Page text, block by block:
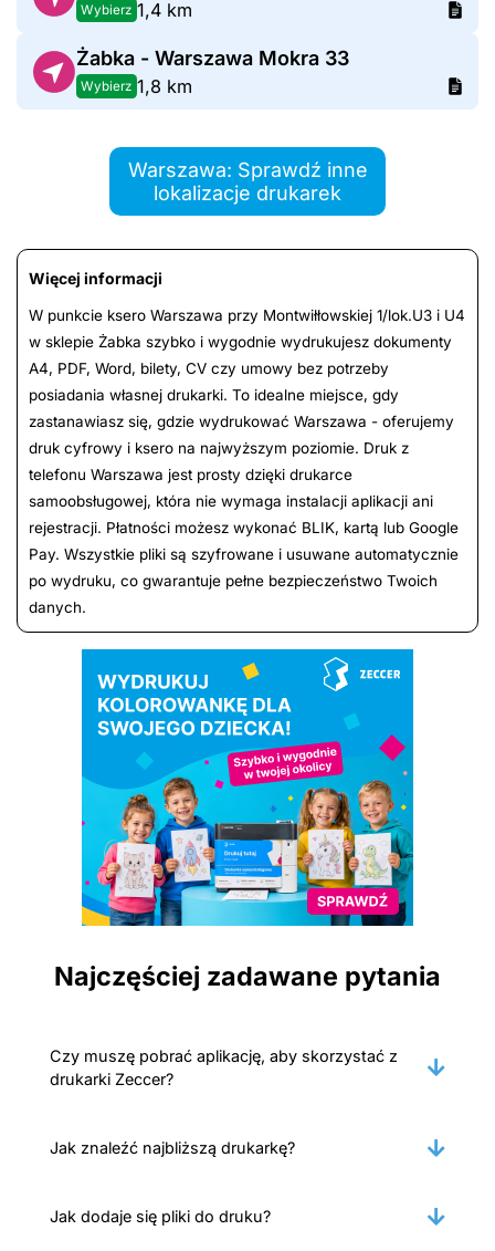
Wybierz 1,4 km
Żabka - Warszawa Mokra 33
Wybierz 1,8 km
Warszawa: Sprawdź inne
lokalizacje drukarek
Więcej informacji
W punkcie ksero Warszawa przy Montwiłłowskiej 1/lok.U3 i U4
w sklepie Żabka szybko i wygodnie wydrukujesz dokumenty
A4, PDF, Word, bilety, CV czy umowy bez potrzeby
posiadania własnej drukarki. To idealne miejsce, gdy
zastanawiasz się, gdzie wydrukować Warszawa - oferujemy
druk cyfrowy i ksero na najwyższym poziomie. Druk z
telefonu Warszawa jest prosty dzięki drukarce
samoobsługowej, która nie wymaga instalacji aplikacji ani
rejestracji. Płatności możesz wykonać BLIK, kartą lub Google
Pay. Wszystkie pliki są szyfrowane i usuwane automatycznie
po wydruku, co gwarantuje pełne bezpieczeństwo Twoich
danych.
Najczęściej zadawane pytania
Czy muszę pobrać aplikację, aby skorzystać z
drukarki Zeccer?
Jak znaleźć najbliższą drukarkę?
Jak dodaje się pliki do druku?